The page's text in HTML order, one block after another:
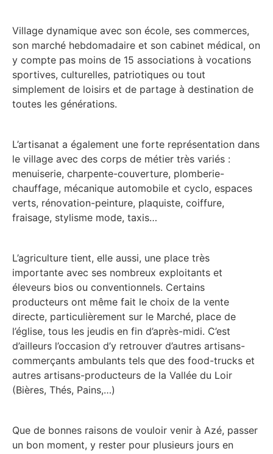
Village dynamique avec son école, ses commerces,
son marché hebdomadaire et son cabinet médical, on
y compte pas moins de 15 associations à vocations
sportives, culturelles, patriotiques ou tout
simplement de loisirs et de partage à destination de
toutes les générations.
L’artisanat a également une forte représentation dans
le village avec des corps de métier très variés :
menuiserie, charpente-couverture, plomberie-
chauffage, mécanique automobile et cyclo, espaces
verts, rénovation-peinture, plaquiste, coiffure,
fraisage, stylisme mode, taxis…
L’agriculture tient, elle aussi, une place très
importante avec ses nombreux exploitants et
éleveurs bios ou conventionnels. Certains
producteurs ont même fait le choix de la vente
directe, particulièrement sur le Marché, place de
l’église, tous les jeudis en fin d’après-midi. C’est
d’ailleurs l’occasion d’y retrouver d’autres artisans-
commerçants ambulants tels que des food-trucks et
autres artisans-producteurs de la Vallée du Loir
(Bières, Thés, Pains,…)
Que de bonnes raisons de vouloir venir à Azé, passer
un bon moment, y rester pour plusieurs jours en